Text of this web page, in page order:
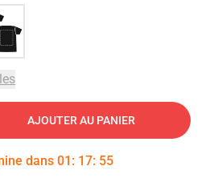
AJOUTER AU PANIER
dans 01 : 17: 54